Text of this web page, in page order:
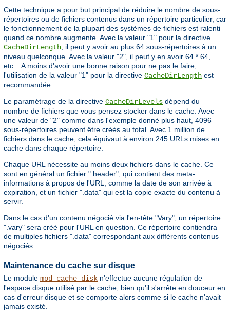
Cette technique a pour but principal de réduire le nombre de sous-
répertoires ou de fichiers contenus dans un répertoire particulier, car
le fonctionnement de la plupart des systèmes de fichiers est ralenti
quand ce nombre augmente. Avec la valeur "1" pour la directive
CacheDirLength, il peut y avoir au plus 64 sous-répertoires à un
niveau quelconque. Avec la valeur "2", il peut y en avoir 64 * 64,
etc... A moins d'avoir une bonne raison pour ne pas le faire,
l'utilisation de la valeur "1" pour la directive CacheDirLength est
recommandée.
Le paramétrage de la directive CacheDirLevels dépend du
nombre de fichiers que vous pensez stocker dans le cache. Avec
une valeur de "2" comme dans l'exemple donné plus haut, 4096
sous-répertoires peuvent être créés au total. Avec 1 million de
fichiers dans le cache, cela équivaut à environ 245 URLs mises en
cache dans chaque répertoire.
Chaque URL nécessite au moins deux fichiers dans le cache. Ce
sont en général un fichier ".header", qui contient des meta-
informations à propos de l'URL, comme la date de son arrivée à
expiration, et un fichier ".data" qui est la copie exacte du contenu à
servir.
Dans le cas d'un contenu négocié via l'en-tête "Vary", un répertoire
".vary" sera créé pour l'URL en question. Ce répertoire contiendra
de multiples fichiers ".data" correspondant aux différents contenus
négociés.
Maintenance du cache sur disque
Le module mod_cache_disk n'effectue aucune régulation de
l'espace disque utilisé par le cache, bien qu'il s'arrête en douceur en
cas d'erreur disque et se comporte alors comme si le cache n'avait
jamais existé.